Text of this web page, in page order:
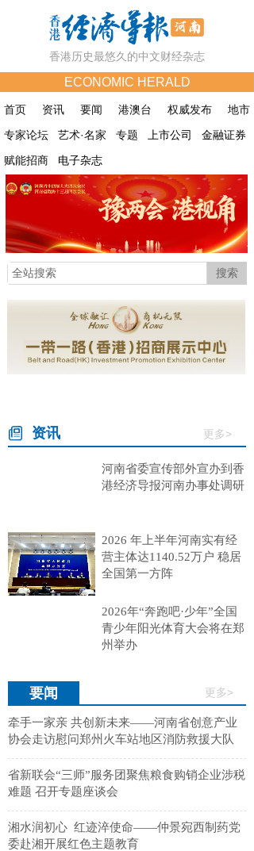
搜索
ECONOMIC HERALD
香港历史最悠久的中文财经杂志
首页 资讯 要闻 港澳台 权威发布
地市
专家论坛
艺术·名家 专题 上市公司
金融证券
赋能招商
电子杂志
资讯 更多>
河南省委宣传部外宣办到香
港经济导报河南办事处调研
2026 年上半年河南实有经
营主体达1140.52万户 稳居
全国第一方阵
2026年“奔跑吧·少年”全国
青少年阳光体育大会将在郑
州举办
更多>
要闻
牵手一家亲 共创新未来——河南省创意产业
协会走访慰问郑州火车站地区消防救援大队
省新联会“三师”服务团聚焦粮食购销企业涉税
难题 召开专题座谈会
湘水润初心 红迹淬使命——仲景宛西制药党
委赴湘开展红色主题教育